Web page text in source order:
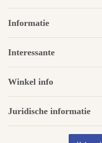
Informatie
Interessante
Winkel info
Juridische informatie